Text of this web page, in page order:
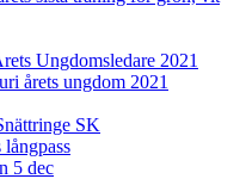
Ungdomsledare 2021
årets ungdom 2021
SK
5 dec